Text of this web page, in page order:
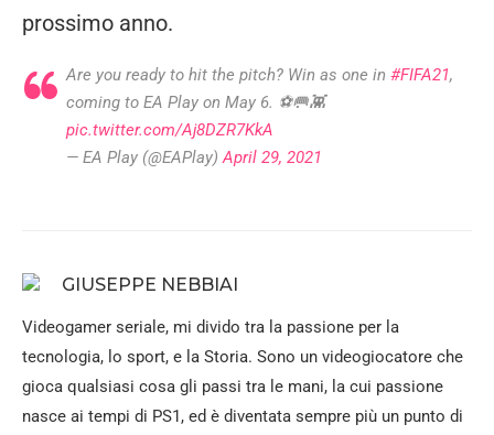
prossimo anno.
Are you ready to hit the pitch? Win as one in #FIFA21,
coming to EA Play on May 6. ⚽🥅👾
pic.twitter.com/Aj8DZR7KkA
— EA Play (@EAPlay)April 29, 2021
GIUSEPPE NEBBIAI
Videogamer seriale, mi divido tra la passione per la
tecnologia, lo sport, e la Storia. Sono un videogiocatore che
gioca qualsiasi cosa gli passi tra le mani, la cui passione
nasce ai tempi di PS1, ed è diventata sempre più un punto di